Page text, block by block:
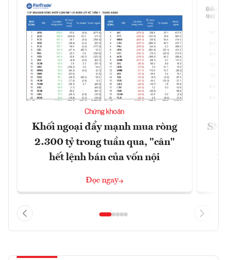
Chứng khoán
Khối ngoại đẩy mạnh mua ròng
2.300 tỷ trong tuần qua, "cân"
hết lệnh bán của vốn nội
Đọc ngay
SSI